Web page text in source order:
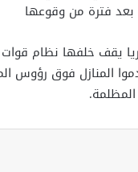
بعد فترة من وقوعها
يقف خلفها نظام قوات
المنازل فوق رؤوس